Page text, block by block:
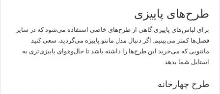
طرح‌های پاییزی
برای لباس‌های پاییزی گاهی از طرح‌های خاصی استفاده می‌شود که در سایر
فصل‌ها کمتر می‌بینیم. اگر دنبال مدل مانتو پاییزه می‌گردید، سعی کنید
مانتویی که می‌خرید این طرح‌ها را داشته باشد تا حال‌وهوای پاییزی‌تری به
استایل شما بدهد.
طرح چهارخانه